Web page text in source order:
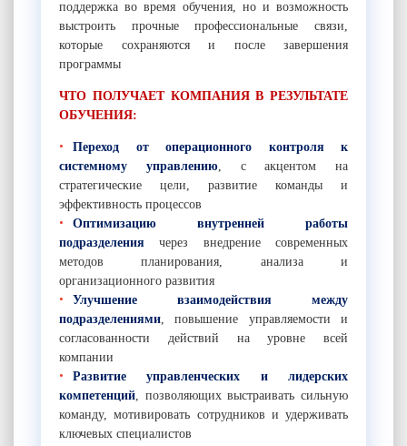
поддержка во время обучения, но и возможность
выстроить прочные профессиональные связи,
которые сохраняются и после завершения
программы
ЧТО ПОЛУЧАЕТ КОМПАНИЯ В РЕЗУЛЬТАТЕ
ОБУЧЕНИЯ:
Переход от операционного контроля к
системному управлению, с акцентом на
стратегические цели, развитие команды и
эффективность процессов
Оптимизацию внутренней работы
подразделения через внедрение современных
методов планирования, анализа и
организационного развития
Улучшение взаимодействия между
подразделениями , повышение управляемости и
согласованности действий на уровне всей
компании
Развитие управленческих и лидерских
компетенций , позволяющих выстраивать сильную
команду, мотивировать сотрудников и удерживать
ключевых специалистов